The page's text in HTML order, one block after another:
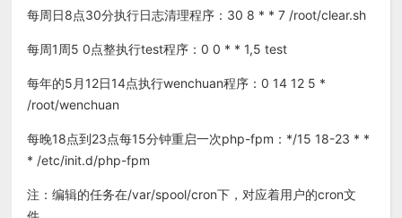
每周日8点30分执行日志清理程序：30 8 * * 7 /root/clear.sh
每周1周5 0点整执行test程序：0 0 * * 1,5 test
每年的5月12日14点执行wenchuan程序：0 14 12 5 *
/root/wenchuan
每晚18点到23点每15分钟重启一次php-fpm：*/15 18-23 * *
* /etc/init.d/php-fpm
注：编辑的任务在/var/spool/cron下，对应着用户的cron文